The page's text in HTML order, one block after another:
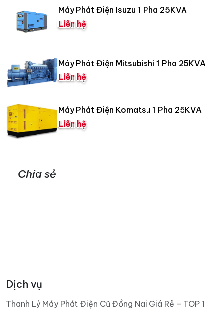
Máy Phát Điện Isuzu 1 Pha 25KVA
Liên hệ
Máy Phát Điện Mitsubishi 1 Pha 25KVA
Liên hệ
Máy Phát Điện Komatsu 1 Pha 25KVA
Liên hệ
Chia sẻ
Dịch vụ
Thanh Lý Máy Phát Điện Cũ Đồng Nai Giá Rẻ – TOP 1